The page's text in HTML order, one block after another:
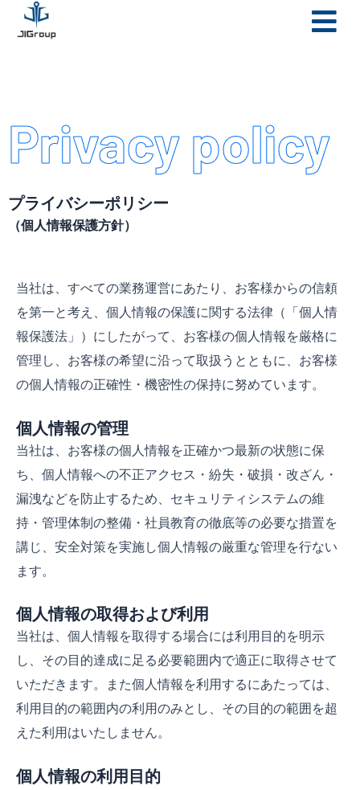
ッ
メ
ニ
Privacy policy
プライバシーポリシー
（個人情報保護方針）
当社は、すべての業務運営にあたり、お客様からの信頼
を第一と考え、個人情報の保護に関する法律（「個人情
報保護法」）にしたがって、お客様の個人情報を厳格に
管理し、お客様の希望に沿って取扱うとともに、お客様
の個人情報の正確性・機密性の保持に努めています。
個人情報の管理
当社は、お客様の個人情報を正確かつ最新の状態に保
ち、個人情報への不正アクセス・紛失・破損・改ざん・
漏洩などを防止するため、セキュリティシステムの維
持・管理体制の整備・社員教育の徹底等の必要な措置を
講じ、安全対策を実施し個人情報の厳重な管理を行ない
ます。
個人情報の取得および利用
当社は、個人情報を取得する場合には利用目的を明示
し、その目的達成に足る必要範囲内で適正に取得させて
いただきます。また個人情報を利用するにあたっては、
利用目的の範囲内の利用のみとし、その目的の範囲を超
えた利用はいたしません。
個人情報の利用目的